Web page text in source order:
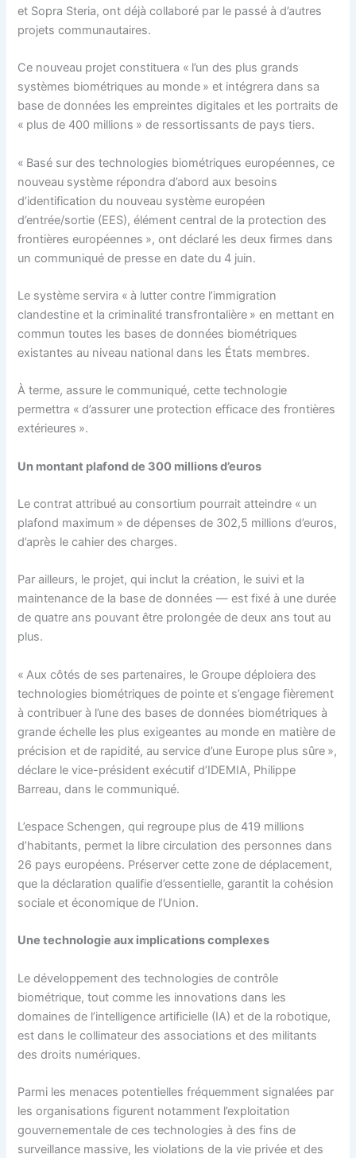
et Sopra Steria, ont déjà collaboré par le passé à d’autres
projets communautaires.
Ce nouveau projet constituera « l’un des plus grands
systèmes biométriques au monde » et intégrera dans sa
base de données les empreintes digitales et les portraits de
« plus de 400 millions » de ressortissants de pays tiers.
« Basé sur des technologies biométriques européennes, ce
nouveau système répondra d’abord aux besoins
d’identification du nouveau système européen
d’entrée/sortie (EES), élément central de la protection des
frontières européennes », ont déclaré les deux firmes dans
un communiqué de presse en date du 4 juin.
Le système servira « à lutter contre l’immigration
clandestine et la criminalité transfrontalière » en mettant en
commun toutes les bases de données biométriques
existantes au niveau national dans les États membres.
À terme, assure le communiqué, cette technologie
permettra « d’assurer une protection efficace des frontières
extérieures ».
Un montant plafond de 300 millions d’euros
Le contrat attribué au consortium pourrait atteindre « un
plafond maximum » de dépenses de 302,5 millions d’euros,
d’après le cahier des charges.
Par ailleurs, le projet, qui inclut la création, le suivi et la
maintenance de la base de données — est fixé à une durée
de quatre ans pouvant être prolongée de deux ans tout au
plus.
« Aux côtés de ses partenaires, le Groupe déploiera des
technologies biométriques de pointe et s’engage fièrement
à contribuer à l’une des bases de données biométriques à
grande échelle les plus exigeantes au monde en matière de
précision et de rapidité, au service d’une Europe plus sûre »,
déclare le vice-président exécutif d’IDEMIA, Philippe
Barreau, dans le communiqué.
L’espace Schengen, qui regroupe plus de 419 millions
d’habitants, permet la libre circulation des personnes dans
26 pays européens. Préserver cette zone de déplacement,
que la déclaration qualifie d’essentielle, garantit la cohésion
sociale et économique de l’Union.
Une technologie aux implications complexes
Le développement des technologies de contrôle
biométrique, tout comme les innovations dans les
domaines de l’intelligence artificielle (IA) et de la robotique,
est dans le collimateur des associations et des militants
des droits numériques.
Parmi les menaces potentielles fréquemment signalées par
les organisations figurent notamment l’exploitation
gouvernementale de ces technologies à des fins de
surveillance massive, les violations de la vie privée et des